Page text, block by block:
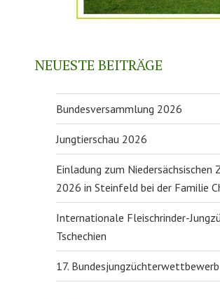
NEUESTE BEITRÄGE
Bundesversammlung 2026
Jungtierschau 2026
Einladung zum
2026 in Steinfeld bei der Familie
Internationale Fleischrinder-
Tschechien
17. Bundesjungzüchterwettbewerb